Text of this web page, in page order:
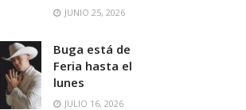
JUNIO 25, 2026
Buga está de
Feria hasta el
lunes
JULIO 16, 2026